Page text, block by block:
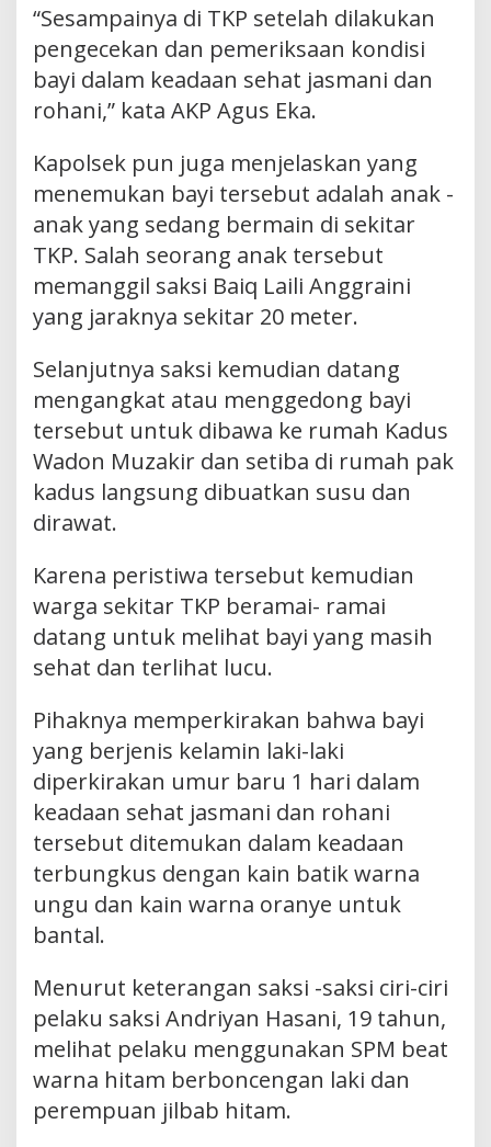
“Sesampainya di TKP setelah dilakukan
pengecekan dan pemeriksaan kondisi
bayi dalam keadaan sehat jasmani dan
rohani,” kata AKP Agus Eka.
Kapolsek pun juga menjelaskan yang
menemukan bayi tersebut adalah anak -
anak yang sedang bermain di sekitar
TKP. Salah seorang anak tersebut
memanggil saksi Baiq Laili Anggraini
yang jaraknya sekitar 20 meter.
Selanjutnya saksi kemudian datang
mengangkat atau menggedong bayi
tersebut untuk dibawa ke rumah Kadus
Wadon Muzakir dan setiba di rumah pak
kadus langsung dibuatkan susu dan
dirawat.
Karena peristiwa tersebut kemudian
warga sekitar TKP beramai- ramai
datang untuk melihat bayi yang masih
sehat dan terlihat lucu.
Pihaknya memperkirakan bahwa bayi
yang berjenis kelamin laki-laki
diperkirakan umur baru 1 hari dalam
keadaan sehat jasmani dan rohani
tersebut ditemukan dalam keadaan
terbungkus dengan kain batik warna
ungu dan kain warna oranye untuk
bantal.
Menurut keterangan saksi -saksi ciri-ciri
pelaku saksi Andriyan Hasani, 19 tahun,
melihat pelaku menggunakan SPM beat
warna hitam berboncengan laki dan
perempuan jilbab hitam.